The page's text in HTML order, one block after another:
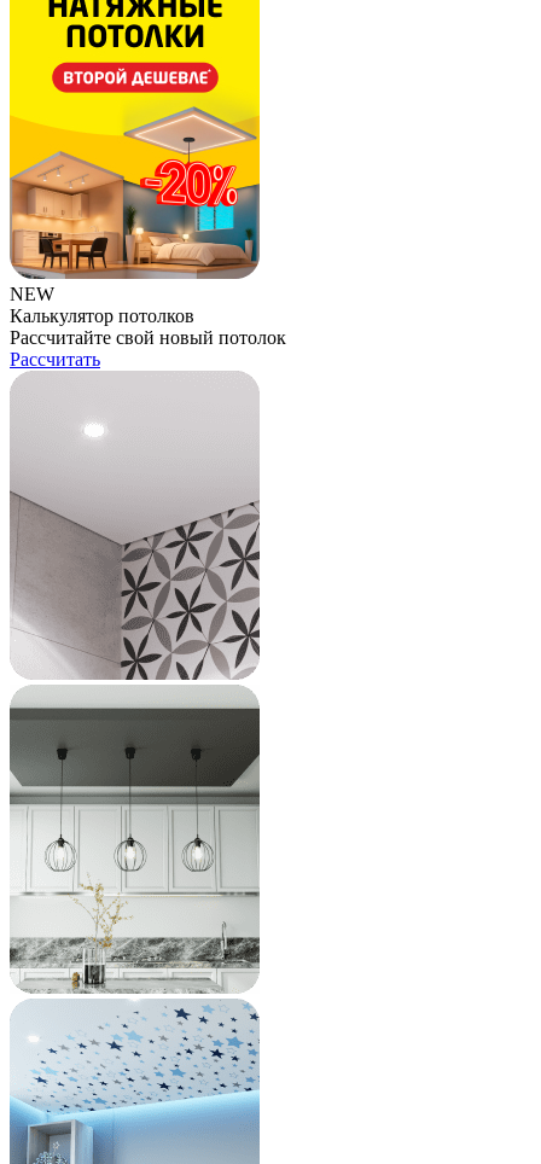
NEW
Калькулятор потолков
Рассчитайте свой новый потолок
Рассчитать